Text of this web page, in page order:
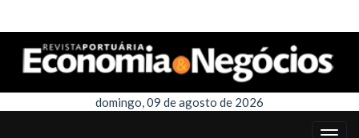
domingo, 09 de agosto de 2026